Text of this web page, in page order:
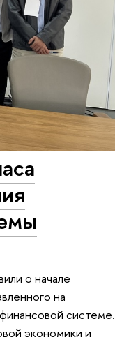
о начале
на
системе.
экономики и